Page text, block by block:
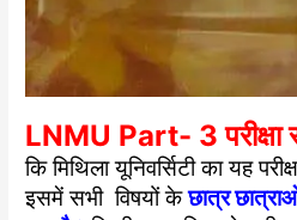
LNMU Part- 3 परीक्षा
कि मिथिला यूनिवर्सिटी का यह
इसमें सभी विषयों केछात्र छात्राओं